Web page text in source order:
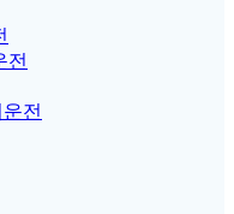
전
전